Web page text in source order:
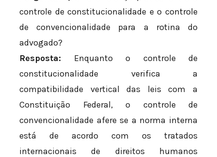
controle de constitucionalidade e o controle
de convencionalidade para a rotina do
advogado?
Resposta: Enquanto o controle de
constitucionalidade verifica a
compatibilidade vertical das leis com a
Constituição Federal, o controle de
convencionalidade afere se a norma interna
está de acordo com os tratados
internacionais de direitos humanos